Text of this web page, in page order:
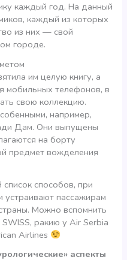
каждый год. На данный
каждый из которых
из них — свой
городе.
им целую книгу, а
мобильных телефонов, в
свою коллекцию.
например,
Дам. Они выпущены
на борту
предмет вожделения
способов, при
пассажирам
Можно вспомнить
ракию у Air Serbia
Airlines
аспекты